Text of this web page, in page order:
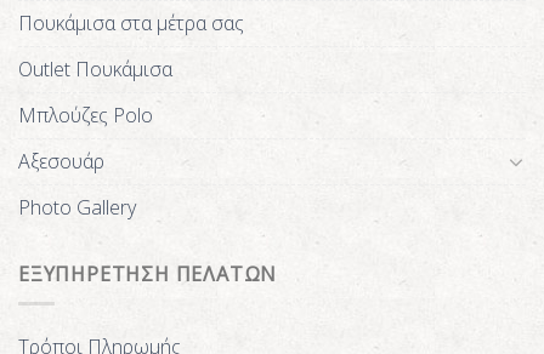
Πουκάμισα στα μέτρα σας
Outlet Πουκάμισα
Μπλούζες Polo
Αξεσουάρ
Photo Gallery
ΕΞΥΠΗΡΕΤΗΣΗ ΠΕΛΑΤΩΝ
Τρόποι Πληρωμής